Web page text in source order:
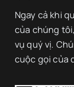
Ngay cả khi
của chúng
vụ quý vị.
cuộc gọi của